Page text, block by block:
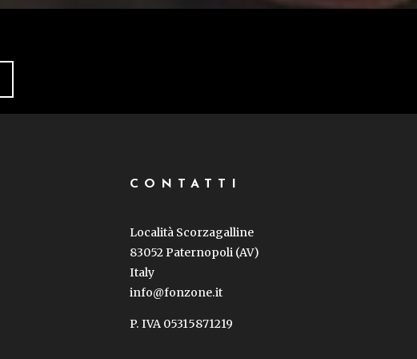
CONTATTI
Località Scorzagalline
83052 Paternopoli (AV)
Italy
info@fonzone.it
P. IVA 05315871219